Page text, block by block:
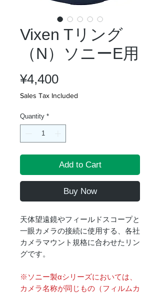
Vixen Tリング
（N）ソニーE用
¥4,400Price
Sales Tax Included
Quantity *
Add to Cart
Buy Now
天体望遠鏡やフィールドスコープと
一眼カメラの接続に使用する、各社
カメラマウント規格に合わせたリン
グです。
※ソニー製αシリーズにおいては、
カメラ名称が同じもの（フィルムカ